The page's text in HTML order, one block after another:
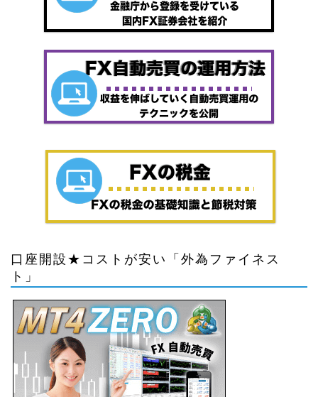
口座開設★コストが安い「外為ファイネス
ト」